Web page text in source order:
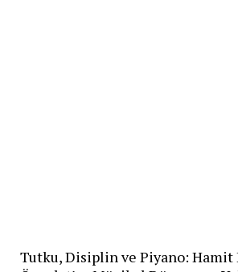
Tutku, Disiplin ve Piyano: Hamit